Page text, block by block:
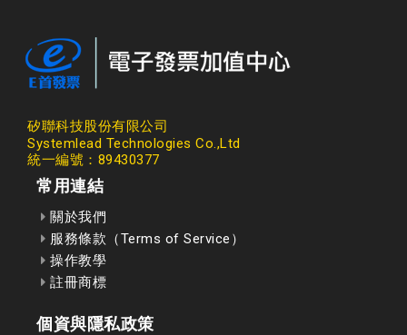
矽聯科技股份有限公司
Systemlead Technologies Co.,Ltd
統一編號：89430377
常用連結
關於我們
服務條款（Terms of Service）
操作教學
註冊商標
個資與隱私政策